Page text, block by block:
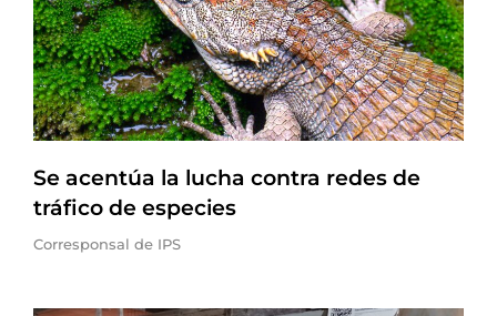
Se acentúa la lucha contra redes de
tráfico de especies
Corresponsal de IPS